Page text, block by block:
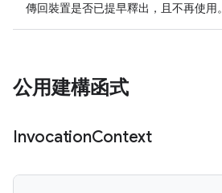
傳回裝置是否已提早釋出，且不再使用。
公用建構函式
InvocationContext